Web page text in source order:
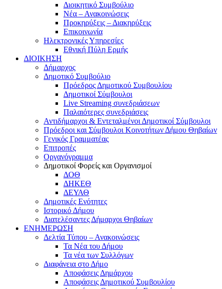
Διοικητικό Συμβούλιο
Νέα – Ανακοινώσεις
Προκηρύξεις – Διακηρύξεις
Επικοινωνία
Ηλεκτρονικές Υπηρεσίες
Εθνική Πύλη Ερμής
ΔΙΟΙΚΗΣΗ
Δήμαρχος
Δημοτικό Συμβούλιο
Πρόεδρος Δημοτικού Συμβουλίου
Δημοτικοί Σύμβουλοι
Live Streaming συνεδριάσεων
Παλαιότερες συνεδριάσεις
Αντιδήμαρχοι & Εντεταλμένοι Δημοτικοί Σύμβουλοι
Πρόεδροι και Σύμβουλοι Κοινοτήτων Δήμου Θηβαίων
Γενικός Γραμματέας
Επιτροπές
Οργανόγραμμα
Δημοτικοί Φορείς και Οργανισμοί
ΔΟΘ
ΔΗΚΕΘ
ΔΕΥΑΘ
Δημοτικές Ενότητες
Ιστορικό Δήμου
Διατελέσαντες Δήμαρχοι Θηβαίων
ΕΝΗΜΕΡΩΣΗ
Δελτία Τύπου – Ανακοινώσεις
Τα Νέα του Δήμου
Τα νέα των Συλλόγων
Διαφάνεια στο Δήμο
Αποφάσεις Δημάρχου
Αποφάσεις Δημοτικού Συμβουλίου